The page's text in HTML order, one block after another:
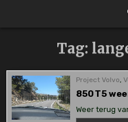
Tag:
Project Volvo,
850 T5
Weer terug